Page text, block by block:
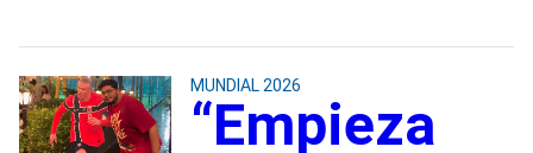
MUNDIAL 2026
“Empieza